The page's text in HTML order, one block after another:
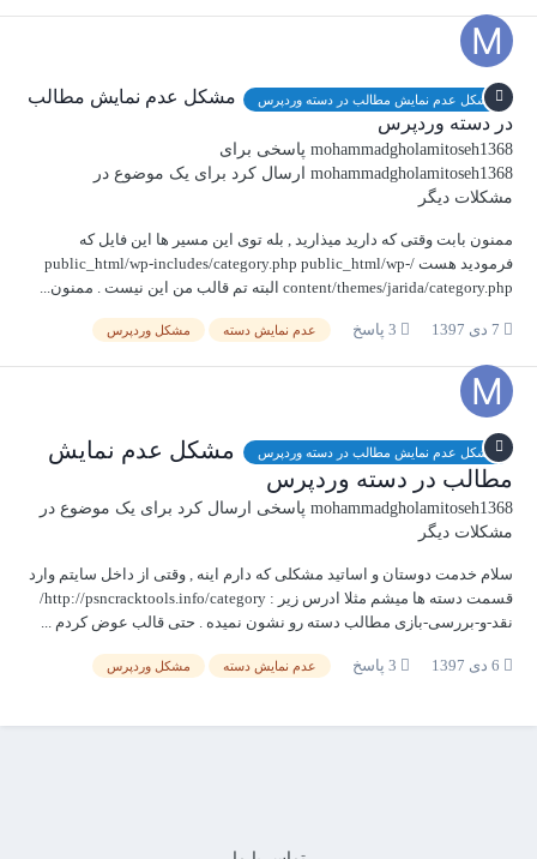
مشکل عدم نمایش مطالب در دسته وردپرس
مشکل عدم نمایش مطالب
در دسته وردپرس
mohammadgholamitoseh1368 پاسخی برای
mohammadgholamitoseh1368 ارسال کرد برای یک موضوع در
مشکلات دیگر
ممنون بابت وقتی که دارید میذارید , بله توی این مسیر ها این فایل که
فرمودید هست /public_html/wp-includes/category.php public_html/wp-
content/themes/jarida/category.php البته تم قالب من این نیست . ممنون...
7 دی 1397 عدم نمایش دسته مشکل وردپرس
مشکل عدم نمایش مطالب در دسته وردپرس
مشکل عدم نمایش
مطالب در دسته وردپرس
mohammadgholamitoseh1368 پاسخی ارسال کرد برای یک موضوع در
مشکلات دیگر
سلام خدمت دوستان و اساتید مشکلی که دارم اینه , وقتی از داخل سایتم وارد
قسمت دسته ها میشم مثلا ادرس زیر : http://psncracktools.info/category/
نقد-و-بررسی-بازی مطالب دسته رو نشون نمیده . حتی قالب عوض کردم ...
6 دی 1397 عدم نمایش دسته مشکل وردپرس